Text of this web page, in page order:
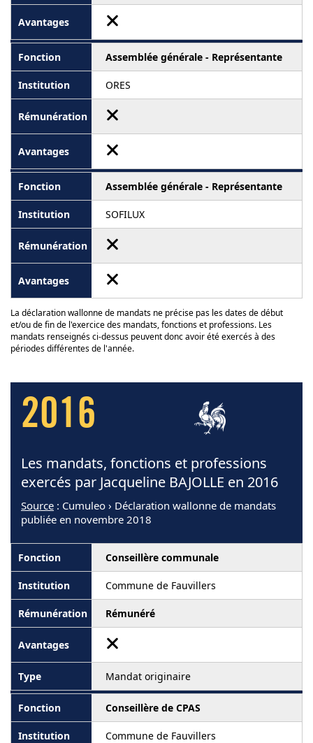
Assemblée générale - Représentante
ORES
Assemblée générale - Représentante
SOFILUX
La déclaration wallonne de mandats ne précise pas les dates de début
et/ou de fin de l'exercice des mandats, fonctions et professions. Les
mandats renseignés ci-dessus peuvent donc avoir été exercés à des
périodes différentes de l'année.
2016
Les mandats, fonctions et professions
exercés par Jacqueline BAJOLLE en 2016
Source : Cumuleo › Déclaration wallonne de mandats
publiée en novembre 2018
Conseillère communale
Commune de Fauvillers
Rémunéré
Mandat originaire
Conseillère de CPAS
Commune de Fauvillers